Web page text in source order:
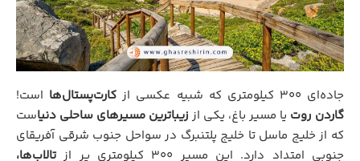
جاده‌ای ۳۰۰ کیلومتری که شبیه عکسی از کارت‌پستال‌ها است!
گاردن روت یا مسیر باغ، یکی از زیباترین مسیرهای ساحلی دنیاست
که از خلیج ماسل تا خلیج پلتنبرگ در سواحل جنوب شرقی آفریقای
جنوبی امتداد دارد. این مسیر ۳۰۰ کیلومتری پر از
تالاب‌ها،